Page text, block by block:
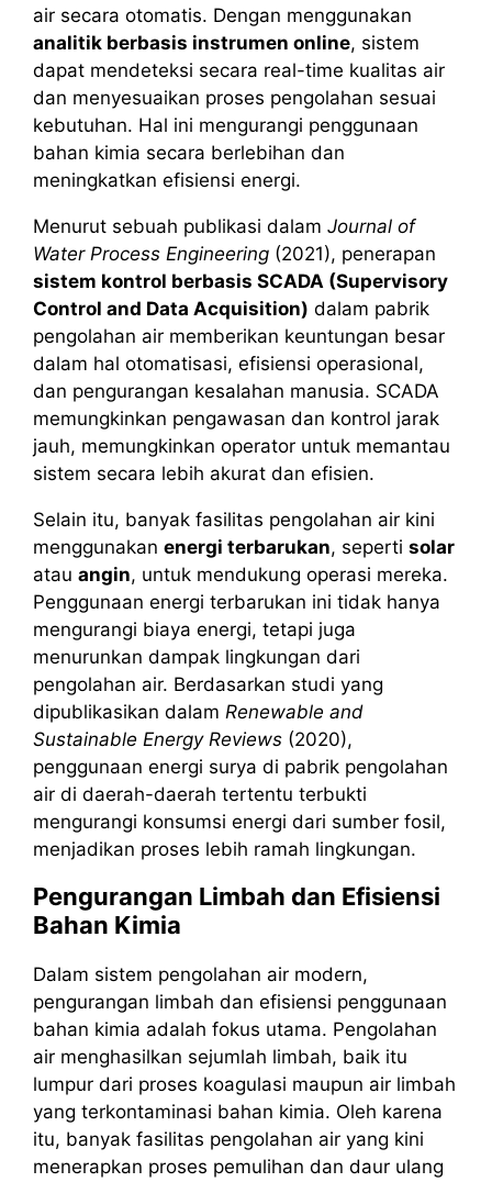
air secara otomatis. Dengan menggunakan
analitik berbasis instrumen online, sistem
dapat mendeteksi secara real-time kualitas air
dan menyesuaikan proses pengolahan sesuai
kebutuhan. Hal ini mengurangi penggunaan
bahan kimia secara berlebihan dan
meningkatkan efisiensi energi.
Menurut sebuah publikasi dalam Journal of
Water Process Engineering (2021), penerapan
sistem kontrol berbasis SCADA (Supervisory
Control and Data Acquisition) dalam pabrik
pengolahan air memberikan keuntungan besar
dalam hal otomatisasi, efisiensi operasional,
dan pengurangan kesalahan manusia. SCADA
memungkinkan pengawasan dan kontrol jarak
jauh, memungkinkan operator untuk memantau
sistem secara lebih akurat dan efisien.
Selain itu, banyak fasilitas pengolahan air kini
menggunakan energi terbarukan, seperti solar
atau angin, untuk mendukung operasi mereka.
Penggunaan energi terbarukan ini tidak hanya
mengurangi biaya energi, tetapi juga
menurunkan dampak lingkungan dari
pengolahan air. Berdasarkan studi yang
dipublikasikan dalam Renewable and
Sustainable Energy Reviews (2020),
penggunaan energi surya di pabrik pengolahan
air di daerah-daerah tertentu terbukti
mengurangi konsumsi energi dari sumber fosil,
menjadikan proses lebih ramah lingkungan.
Pengurangan Limbah dan Efisiensi
Bahan Kimia
Dalam sistem pengolahan air modern,
pengurangan limbah dan efisiensi penggunaan
bahan kimia adalah fokus utama. Pengolahan
air menghasilkan sejumlah limbah, baik itu
lumpur dari proses koagulasi maupun air limbah
yang terkontaminasi bahan kimia. Oleh karena
itu, banyak fasilitas pengolahan air yang kini
menerapkan proses pemulihan dan daur ulang